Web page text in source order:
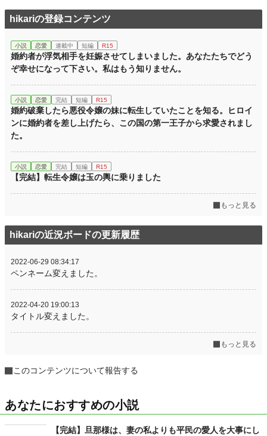
hikariの登録コンテンツ
小説 恋愛 連載中 短編 R15
婚約者が浮気相手を妊娠させてしまいました。あなたたちでどう
ぞ幸せになって下さい。私はもう知りません。
小説 恋愛 完結 短編 R15
婚約破棄したら悪役令嬢の妹に転生していたことを知る。ヒロイ
ンに婚約者を差し上げたら、この国の第一王子から求愛されまし
た。
小説 恋愛 完結 短編 R15
【完結】転生令嬢は玉の輿に乗りました
もっと見る
hikariの近況ボードの更新履歴
2022-06-29 08:34:17
ペンネーム変えました。
2022-04-20 19:00:13
タイトル変えました。
もっと見る
このコンテンツについて報告する
あなたにおすすめの小説
【完結】旦那様は、妻の私よりも平民の愛人を大事にし